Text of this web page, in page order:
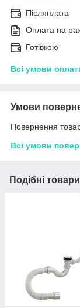
Післяплата
Оплата на
Готівкою
Всі умови
Умови
Повернення
Всі умови
Подібні